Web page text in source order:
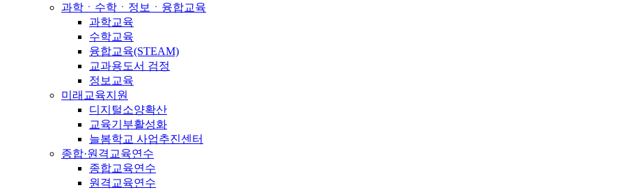
과학ㆍ수학ㆍ정보ㆍ융합교육
과학교육
수학교육
융합교육(STEAM)
교과용도서 검정
정보교육
미래교육지원
디지털소양확산
교육기부활성화
늘봄학교 사업추진센터
종합·원격교육연수
종합교육연수
원격교육연수